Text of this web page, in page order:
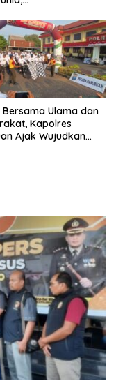
Bersama Ulama dan
Kapolres
Ajak Wujudkan